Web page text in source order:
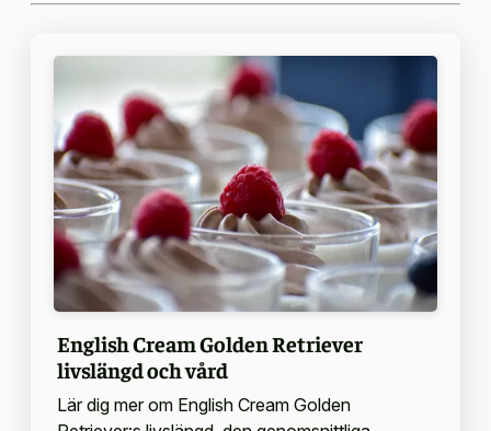
English Cream Golden Retriever
livslängd och vård
Lär dig mer om English Cream Golden